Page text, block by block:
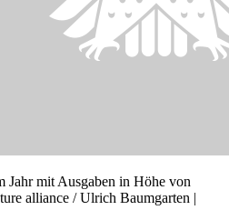
hat der Haushaltsausschuss
Mai 2022,den
Bundeshaushalt
dem Ergänzungshaushalt sind bei
im Ergebnis höhere Ausgaben
483,9 Milliarden Euro (+ 11,9
öffnet ein neues Fenster)
Milliarden Euro (+ 38,2 Milliarden